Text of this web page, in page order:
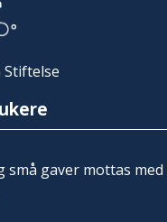
Stiftelse
små gaver mottas med